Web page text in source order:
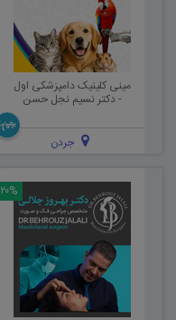
مینی کلینیک دامپزشکی اول
- دکتر نسیم نجل حسن
جردن
۲۰%